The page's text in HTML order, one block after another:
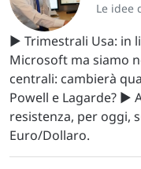
Le idee
▶️ Trimestrali Usa: in
Microsoft ma siamo
centrali: cambierà
Powell e Lagarde? ▶️
resistenza, per oggi,
Euro/Dollaro.